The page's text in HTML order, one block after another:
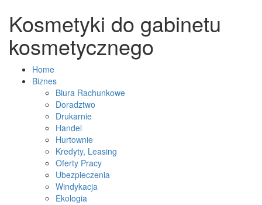
Kosmetyki do gabinetu
kosmetycznego
Home
Biznes
Biura Rachunkowe
Doradztwo
Drukarnie
Handel
Hurtownie
Kredyty, Leasing
Oferty Pracy
Ubezpieczenia
Windykacja
Ekologia